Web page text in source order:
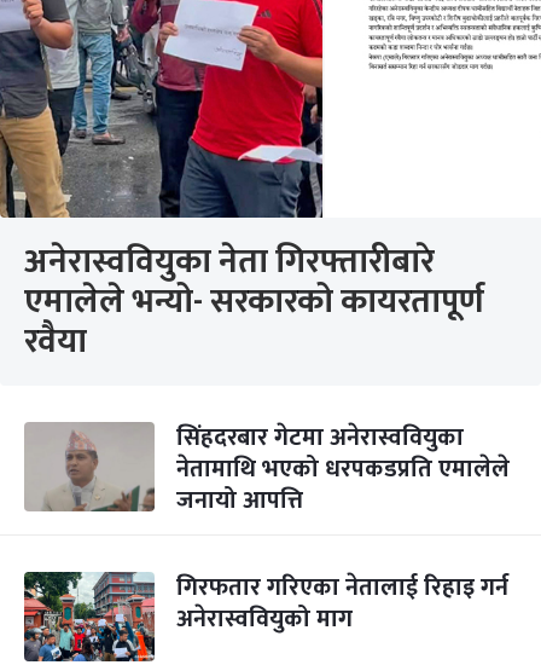
अनेरास्ववियुका नेता गिरफ्तारीबारे
एमालेले भन्यो- सरकारको कायरतापूर्ण
रवैया
सिंहदरबार गेटमा अनेरास्ववियुका
नेतामाथि भएको धरपकडप्रति एमालेले
जनायो आपत्ति
गिरफतार गरिएका नेतालाई रिहाइ गर्न
अनेरास्ववियुको माग